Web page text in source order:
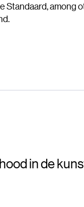
Standaard, among
in de